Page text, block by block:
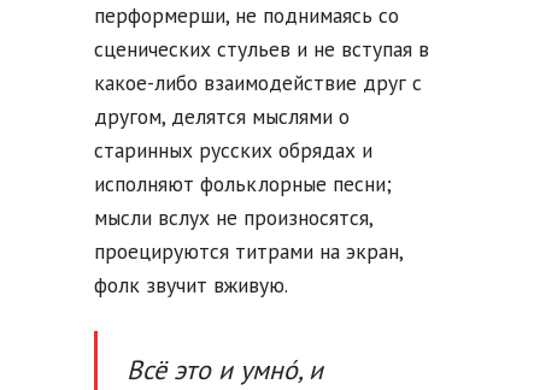
перформерши, не поднимаясь со
сценических стульев и не вступая в
какое-либо взаимодействие друг с
другом, делятся мыслями о
старинных русских обрядах и
исполняют фольклорные песни;
мысли вслух не произносятся,
проецируются титрами на экран,
фолк звучит вживую.
Всё это и умнó, и